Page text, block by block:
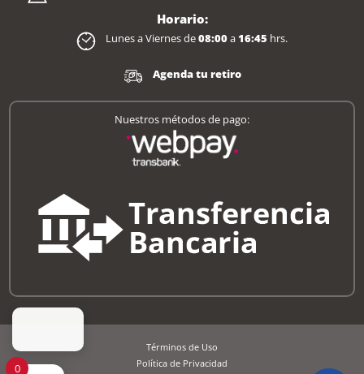
Horario:
Lunes a Viernes de08:00a16:45 hrs.
Agenda tu retiro
Nuestros métodos de pago:
Términos de Uso
Política de Privacidad
0